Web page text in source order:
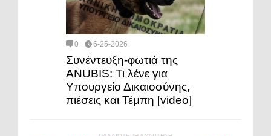
0 6-25-2026
Συνέντευξη-φωτιά της
ANUBIS: Τι λένε για
Υπουργείο Δικαιοσύνης,
πιέσεις και Τέμπη [video]